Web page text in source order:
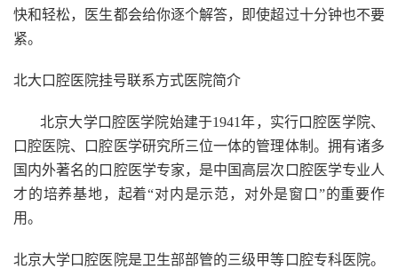
快和轻松，医生都会给你逐个解答，即使超过十分钟也不要
紧。
北大口腔医院挂号联系方式医院简介
北京大学口腔医学院始建于1941年，实行口腔医学院、
口腔医院、口腔医学研究所三位一体的管理体制。拥有诸多
国内外著名的口腔医学专家，是中国高层次口腔医学专业人
才的培养基地，起着“对内是示范，对外是窗口”的重要作
用。
北京大学口腔医院是卫生部部管的三级甲等口腔专科医院。